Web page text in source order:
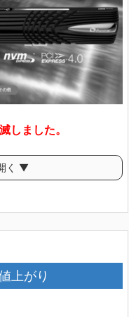
しました。
く ▼
上がり